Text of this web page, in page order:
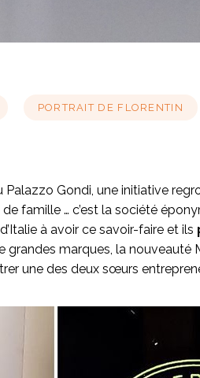
PORTRAIT DE FLORENTIN
Palazzo Gondi, une initiative
de famille … c’est la société
à avoir ce savoir-faire et ils
marques, la nouveauté
une des deux sœurs